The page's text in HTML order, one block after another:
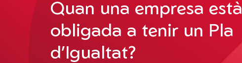
Quan una empresa està
obligada a tenir un Pla
d’Igualtat?